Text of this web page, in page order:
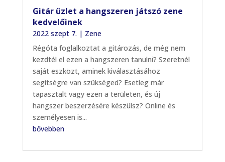
Gitár üzlet a hangszeren játszó zene
kedvelőinek
2022 szept 7. | Zene
Régóta foglalkoztat a gitározás, de még nem
kezdtél el ezen a hangszeren tanulni? Szeretnél
saját eszközt, aminek kiválasztásához
segítségre van szükséged? Esetleg már
tapasztalt vagy ezen a területen, és új
hangszer beszerzésére készülsz? Online és
személyesen is...
bővebben